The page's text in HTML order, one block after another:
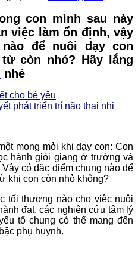
con mình sau này
việc làm ổn định, vậy
để nuôi dạy con
còn nhỏ? Hãy lắng
nhé
cho bé yêu
phát triển trí não thai nhi
mong mỏi khi dạy con: Con
hành giỏi giang ở trường và
có đặc điểm chung nào để
khi con còn nhỏ không?
tối thượng nào cho việc nuôi
đạt, các nghiên cứu tâm lý
tố chung có thể mang đến
phụ huynh.